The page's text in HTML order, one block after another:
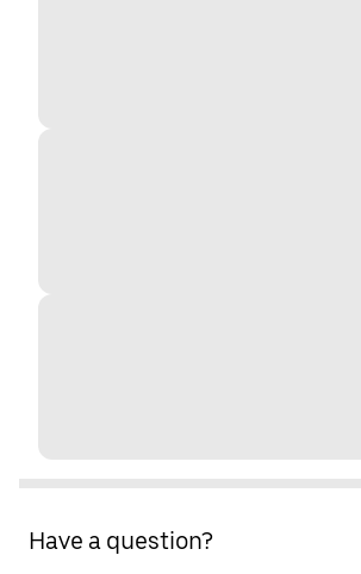
Have a question?